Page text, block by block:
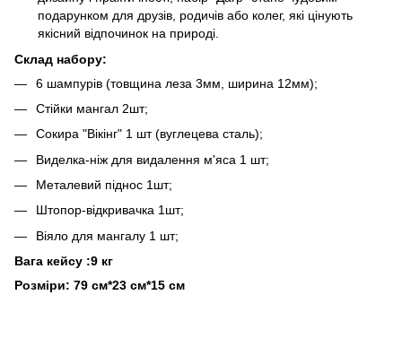
подарунком для друзів, родичів або колег, які цінують
якісний відпочинок на природі.
Склад набору:
6 шампурів (товщина леза 3мм, ширина 12мм);
Стійки мангал 2шт;
Сокира "Вікінг" 1 шт (вуглецева сталь);
Виделка-ніж для видалення м'яса 1 шт;
Металевий піднос 1шт;
Штопор-відкривачка 1шт;
Віяло для мангалу 1 шт;
Вага кейсу :9 кг
Розміри: 79 см*23 см*15 см